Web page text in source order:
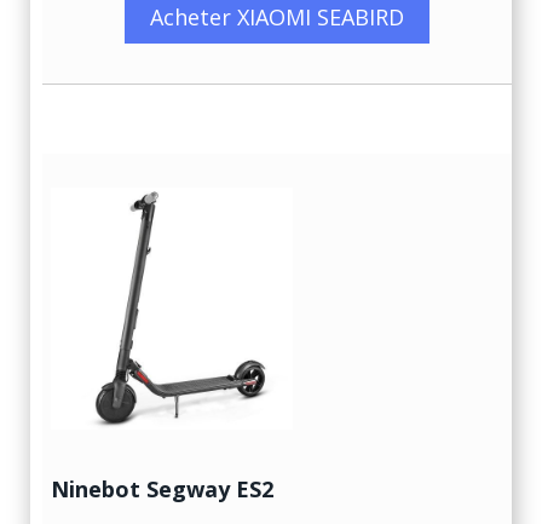
Acheter XIAOMI SEABIRD
Ninebot Segway ES2